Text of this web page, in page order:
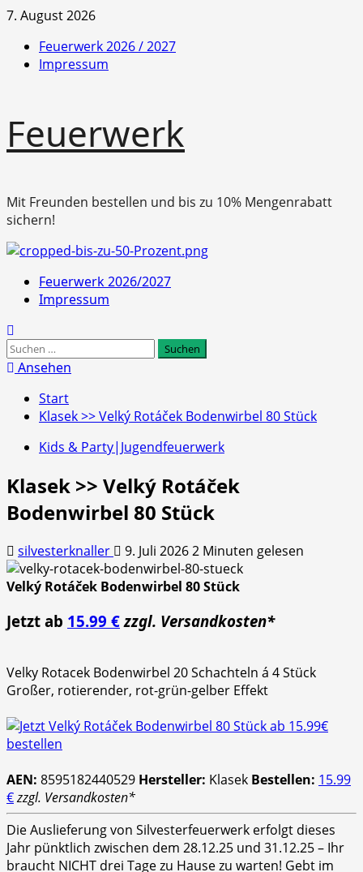
Zum
springen
7. August 2026
Feuerwerk 2026 / 2027
Impressum
Feuerwerk
Mit Freunden bestellen und bis zu 10% Mengenrabatt
sichern!
Primäres
Menü
Feuerwerk 2026/2027
Impressum
Suchen
nach:
Ansehen
Start
Klasek >> Velký Rotáček Bodenwirbel 80 Stück
Kids & Party|Jugendfeuerwerk
Klasek >> Velký Rotáček
Bodenwirbel 80 Stück
silvesterknaller 9. Juli 20262 Minuten gelesen
Velký Rotáček Bodenwirbel 80 Stück
Jetzt ab 15.99 € zzgl. Versandkosten*
Velky Rotacek Bodenwirbel 20 Schachteln á 4 Stück
Großer, rotierender, rot-grün-gelber Effekt
AEN: 8595182440529 Hersteller: Klasek Bestellen: 15.99
€zzgl. Versandkosten*
Die Auslieferung von Silvesterfeuerwerk erfolgt dieses
Jahr pünktlich zwischen dem 28.12.25 und 31.12.25 – Ihr
braucht NICHT drei Tage zu Hause zu warten! Gebt im